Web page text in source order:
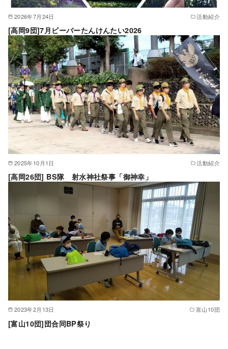
2026年7月24日 活動紹介
[高岡9団]7月ビーバーたんけんたい2026
2025年10月1日 活動紹介
[高岡26団] BS隊 射水神社祭事「御神幸」
2023年2月13日 富山10団
[富山10団]団合同BP祭り